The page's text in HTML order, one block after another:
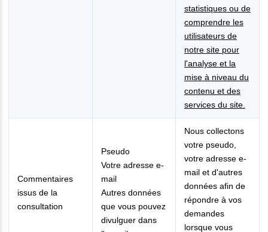
statistiques ou de
comprendre les
utilisateurs de
notre site pour
l'analyse et la
mise à niveau du
contenu et des
services du site.
Commentaires
issus de la
consultation
Pseudo
Votre adresse e-
mail
Autres données
que vous pouvez
divulguer dans
Nous collectons
votre pseudo,
votre adresse e-
mail et d'autres
données afin de
répondre à vos
demandes
lorsque vous